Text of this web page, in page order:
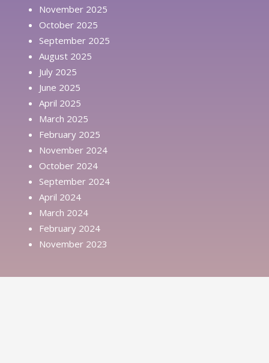
November 2025
October 2025
September 2025
August 2025
July 2025
June 2025
April 2025
March 2025
February 2025
November 2024
October 2024
September 2024
April 2024
March 2024
February 2024
November 2023